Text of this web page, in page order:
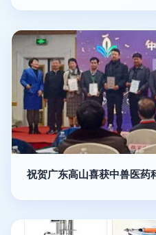
祝贺广东高山喜获中兽医药